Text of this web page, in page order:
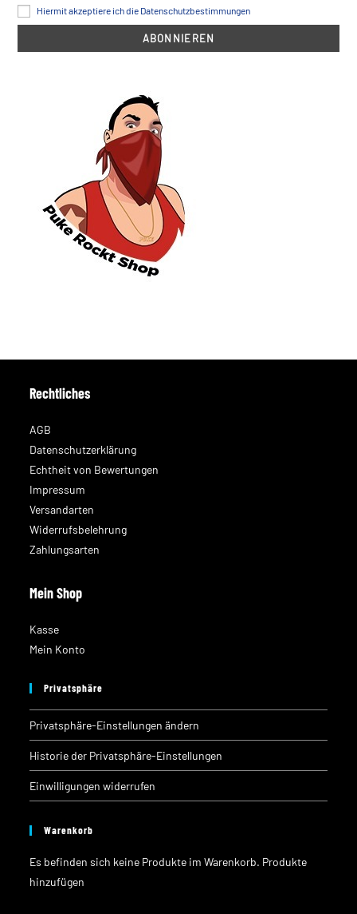
Hiermit akzeptiere ich die Datenschutzbestimmungen
Rechtliches
AGB
Datenschutzerklärung
Echtheit von Bewertungen
Impressum
Versandarten
Widerrufsbelehrung
Zahlungsarten
Mein Shop
Kasse
Mein Konto
Privatsphäre
Privatsphäre-Einstellungen ändern
Historie der Privatsphäre-Einstellungen
Einwilligungen widerrufen
Warenkorb
Es befinden sich keine Produkte im Warenkorb. Produkte
hinzufügen